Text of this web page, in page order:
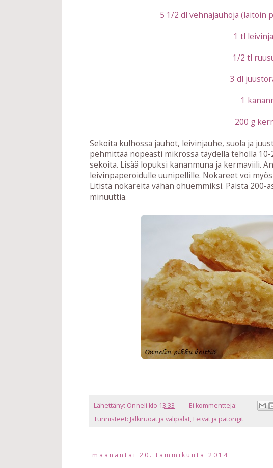
5 1/2 dl vehnäjauhoja (laitoin
1 tl
1/2 tl
3 dl
1
200 g
Sekoita kulhossa jauhot, leivinjauhe, suola ja
pehmittää nopeasti mikrossa täydellä teholla
sekoita. Lisää lopuksi kananmuna ja kermaviili.
leivinpaperoidulle uunipellille. Nokareet voi
Litistä nokareita vähän ohuemmiksi. Paista 200-
minuuttia.
Lähettänyt Onneli klo 13.33
Ei kommentteja:
Tunnisteet: Jälkiruoat ja välipalat, Leivät ja patongit
maanantai 20. tammikuuta 2014